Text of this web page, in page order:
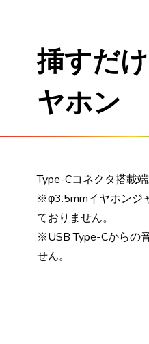
挿すだ
ヤホン
Type-Cコネクタ搭載
※φ3.5mmイヤホンジ
ておりません。
※USB Type-Cからの
せん。